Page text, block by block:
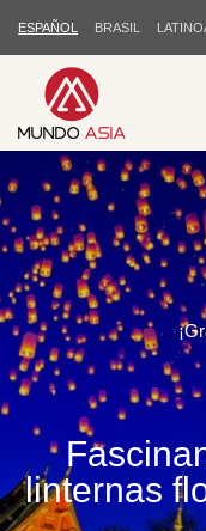
ESPAÑOL BRASIL
linternas